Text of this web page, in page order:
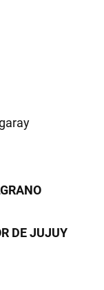
DE JUJUY